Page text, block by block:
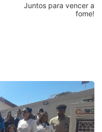
Juntos para vencer a
fome!